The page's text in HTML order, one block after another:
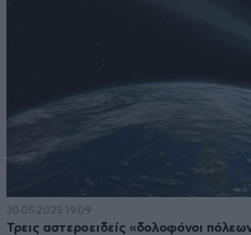
30·05·2025 19:09
Τρεις αστεροειδείς «δολοφόνοι